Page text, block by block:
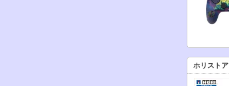
ホリストア